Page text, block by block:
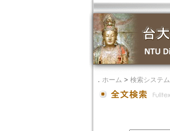
． ホーム > 検索システム